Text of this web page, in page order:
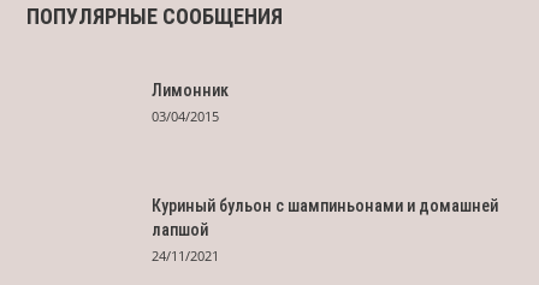
ПОПУЛЯРНЫЕ СООБЩЕНИЯ
Лимонник
03/04/2015
Куриный бульон с шампиньонами и домашней
лапшой
24/11/2021